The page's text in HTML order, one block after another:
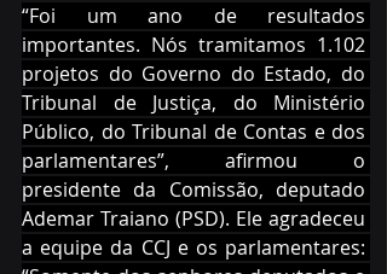
“Foi um ano de resultados
importantes. Nós tramitamos 1.102
projetos do Governo do Estado, do
Tribunal de Justiça, do Ministério
Público, do Tribunal de Contas e dos
parlamentares”, afirmou o
presidente da Comissão, deputado
Ademar Traiano (PSD). Ele agradeceu
a equipe da CCJ e os parlamentares: